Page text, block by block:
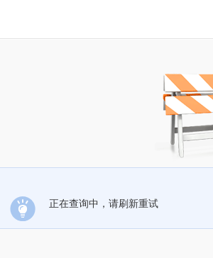
正在查询中，请刷新重试